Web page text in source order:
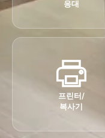
응대
프린터/
복사기